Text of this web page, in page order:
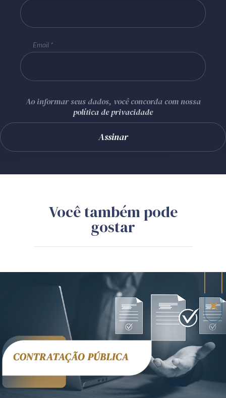
Email
Ao informar seus dados, você concorda com nossa
política de privacidade
Você também pode
gostar